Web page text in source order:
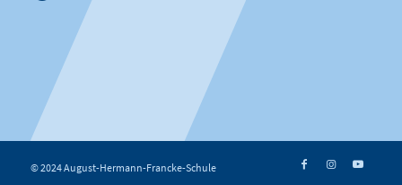
© 2024 August-Hermann-Francke-Schule